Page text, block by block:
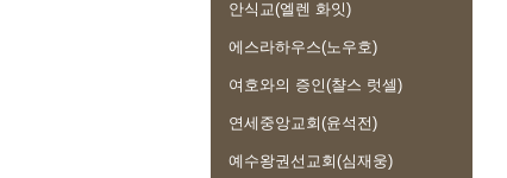
안식교(엘렌 화잇)
에스라하우스(노우호)
여호와의 증인(챨스 럿셀)
연세중앙교회(윤석전)
예수왕권선교회(심재웅)